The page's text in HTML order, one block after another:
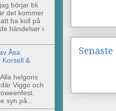
börjar bli
det kommer
ha koll på
händelser i
Åsa
Korsell &
helgons
Viggo och
syn på...